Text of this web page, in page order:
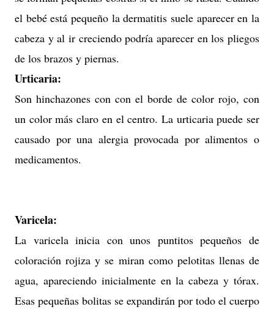
el bebé está pequeño la dermatitis suele aparecer en la
cabeza y al ir creciendo podría aparecer en los pliegos
de los brazos y piernas.
Urticaria:
Son hinchazones con con el borde de color rojo, con
un color más claro en el centro. La urticaria puede ser
causado por una alergia provocada por alimentos o
medicamentos.
Varicela:
La varicela inicia con unos puntitos pequeños de
coloración rojiza y se miran como pelotitas llenas de
agua, apareciendo inicialmente en la cabeza y tórax.
Esas pequeñas bolitas se expandirán por todo el cuerpo